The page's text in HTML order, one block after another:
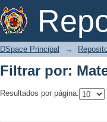
Filtrar por:
DSpace Principal →
Filtrar por:
Resultados por página: